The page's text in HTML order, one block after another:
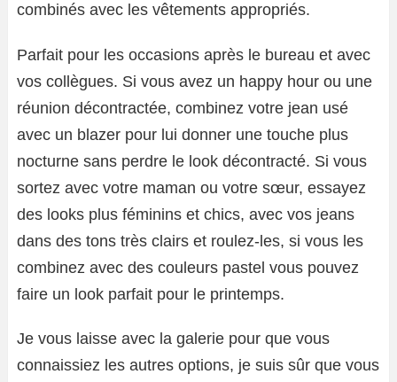
combinés avec les vêtements appropriés.
Parfait pour les occasions après le bureau et avec
vos collègues. Si vous avez un happy hour ou une
réunion décontractée, combinez votre jean usé
avec un blazer pour lui donner une touche plus
nocturne sans perdre le look décontracté. Si vous
sortez avec votre maman ou votre sœur, essayez
des looks plus féminins et chics, avec vos jeans
dans des tons très clairs et roulez-les, si vous les
combinez avec des couleurs pastel vous pouvez
faire un look parfait pour le printemps.
Je vous laisse avec la galerie pour que vous
connaissiez les autres options, je suis sûr que vous